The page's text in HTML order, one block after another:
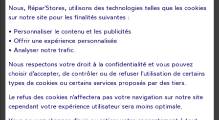
Montdardier
Monteils
Montfaucon
Montfrin
Montignargues
Montmirat
Montpezat
Nages-et-solorgues
Navacelles
Ners
Nîmes
Notre-dame-de-la-rouvière
Orsan
Orthoux-sérignac-quilhan
Parignargues
Nous, Répar'Stores, utilisons des technologies telles que les cookies
sur notre site pour les finalités suivantes :
• Personnaliser le contenu et les publicités
• Offrir une expérience personnalisée
• Analyser notre trafic.
Nous respectons votre droit à la confidentialité et vous pouvez
choisir d'accepter, de contrôler ou de refuser l'utilisation de certains
types de cookies ou certains services proposés par des tiers.
Le refus des cookies n'affectera pas votre navigation sur notre site
cependant votre expérience utilisateur sera moins optimale.